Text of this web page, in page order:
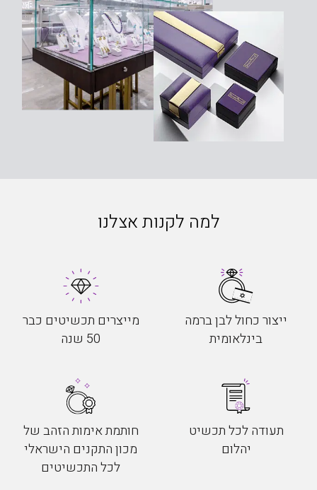
למה לקנות אצלנו
ייצור כחול לבן ברמה
בינלאומית
מייצרים תכשיטים כבר
50 שנה
תעודה לכל תכשיט
יהלום
חותמת אימות הזהב של
מכון התקנים הישראלי
לכל התכשיטים